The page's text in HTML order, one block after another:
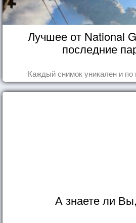
Лучшее от National
последние
Каждый снимок уникален и по
А знаете ли